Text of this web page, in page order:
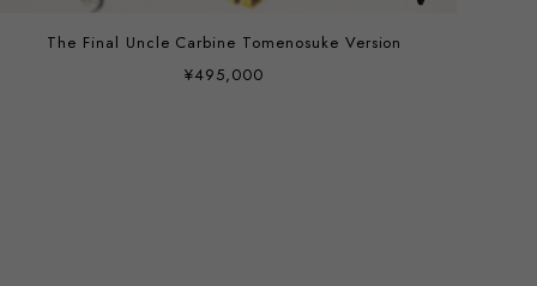
The Final Uncle Carbine Tomenosuke Version
¥495,000